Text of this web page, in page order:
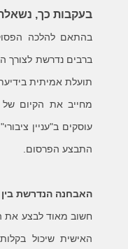
בעקבות כך,
בהתאם להלכה
ברבים נדרשת לצורך
תועלת אמיתית
מחייב את הקיום של
עוסקים ב"עניין
התבצע הפרסום.
האבחנה הנדרשת
חשוב מאוד לבצע את
האישית שיכול